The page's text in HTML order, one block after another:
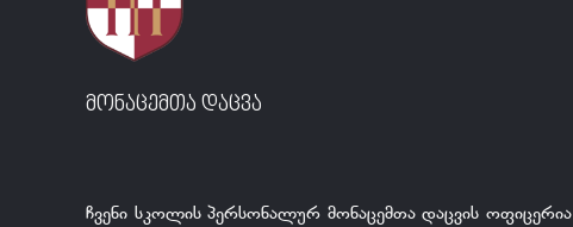
მონაცემთა დაცვა
ჩვენი სკოლის პერსონალურ მონაცემთა დაცვის ოფიცერია